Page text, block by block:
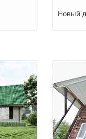
Новый